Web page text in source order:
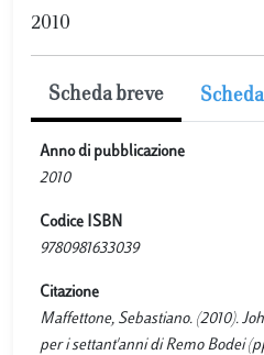
2010
Scheda breve
Anno di pubblicazione
2010
Codice ISBN
9780981633039
Citazione
Maffettone, Sebastiano. (2010).
per i settant'anni di Remo Bodei